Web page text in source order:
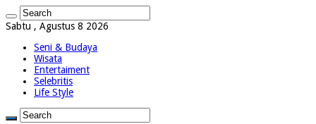
Sabtu , Agustus 8 2026
Seni & Budaya
Wisata
Entertaiment
Selebritis
Life Style